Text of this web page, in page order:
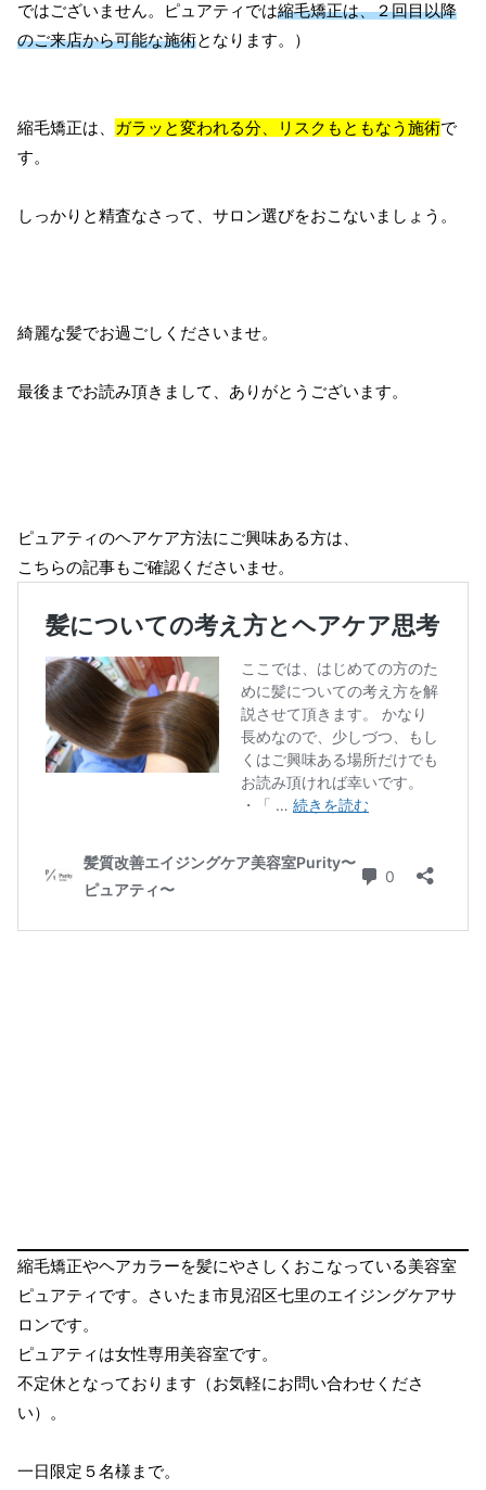
ではございません。ピュアティでは縮毛矯正は、２回目以降
のご来店から可能な施術となります。）
縮毛矯正は、 ガラッと変われる分、リスクもともなう施術で
す。
しっかりと精査なさって、サロン選びをおこないましょう。
綺麗な髪でお過ごしくださいませ。
最後までお読み頂きまして、ありがとうございます。
ピュアティのヘアケア方法にご興味ある方は、
こちらの記事もご確認くださいませ。
縮毛矯正やヘアカラーを髪にやさしくおこなっている美容室
ピュアティです。さいたま市見沼区七里のエイジングケアサ
ロンです。
ピュアティは女性専用美容室です。
不定休となっております（お気軽にお問い合わせくださ
い）。
一日限定５名様まで。